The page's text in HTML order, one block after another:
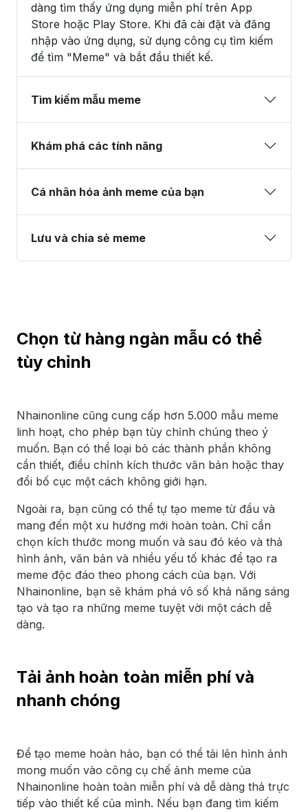
dàng tìm thấy ứng dụng miễn phí trên App
Store hoặc Play Store. Khi đã cài đặt và đăng
nhập vào ứng dụng, sử dụng công cụ tìm kiếm
để tìm "Meme" và bắt đầu thiết kế.
Tìm kiếm mẫu meme
Khám phá các tính năng
Cá nhân hóa ảnh meme của bạn
Lưu và chia sẻ meme
Chọn từ hàng ngàn mẫu có thể
tùy chỉnh
Nhainonline cũng cung cấp hơn 5.000 mẫu meme
linh hoạt, cho phép bạn tùy chỉnh chúng theo ý
muốn. Bạn có thể loại bỏ các thành phần không
cần thiết, điều chỉnh kích thước văn bản hoặc thay
đổi bố cục một cách không giới hạn.
Ngoài ra, bạn cũng có thể tự tạo meme từ đầu và
mang đến một xu hướng mới hoàn toàn. Chỉ cần
chọn kích thước mong muốn và sau đó kéo và thả
hình ảnh, văn bản và nhiều yếu tố khác để tạo ra
meme độc đáo theo phong cách của bạn. Với
Nhainonline, bạn sẽ khám phá vô số khả năng sáng
tạo và tạo ra những meme tuyệt vời một cách dễ
dàng.
Tải ảnh hoàn toàn miễn phí và
nhanh chóng
Để tạo meme hoàn hảo, bạn có thể tải lên hình ảnh
mong muốn vào công cụ chế ảnh meme của
Nhainonline hoàn toàn miễn phí và dễ dàng thả trực
tiếp vào thiết kế của mình. Nếu bạn đang tìm kiếm